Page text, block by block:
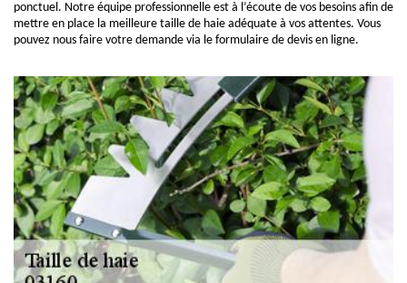
ponctuel. Notre équipe professionnelle est à l’écoute de vos besoins afin de
mettre en place la meilleure taille de haie adéquate à vos attentes. Vous
pouvez nous faire votre demande via le formulaire de devis en ligne.